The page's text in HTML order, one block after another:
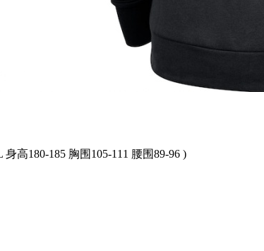
身高180-185 胸围105-111 腰围89-96 )